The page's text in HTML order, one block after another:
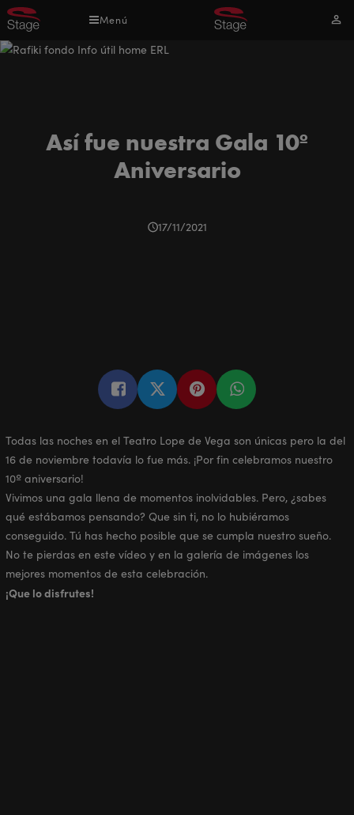
Pasar
al
contenido
Menú
Mi
Así fue nuestra Gala 10º
Aniversario
17/11/2021
Todas las noches en el Teatro Lope de Vega son únicas pero la del
16 de noviembre todavía lo fue más. ¡Por fin celebramos nuestro
10º aniversario!
Vivimos una gala llena de momentos inolvidables. Pero, ¿sabes
qué estábamos pensando? Que sin ti, no lo hubiéramos
conseguido. Tú has hecho posible que se cumpla nuestro sueño.
No te pierdas en este vídeo y en la galería de imágenes los
mejores momentos de esta celebración.
¡Que lo disfrutes!